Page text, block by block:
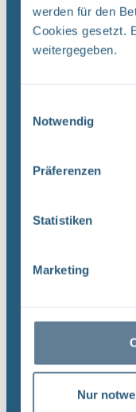
werden für den
Cookies gesetzt.
weitergegeben.
Notwendig
Präferenzen
Statistiken
Marketing
Nur
Revision von
Funktion/Thema
NAAN
Ersteller/
20.03.2019 |
FORSCHUNG
Leserinnen, liebe
Strategie